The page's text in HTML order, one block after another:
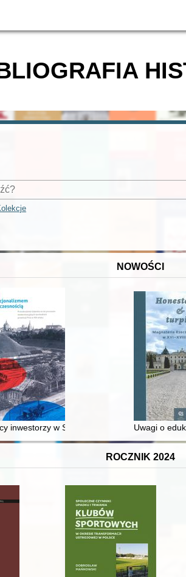
NOWOŚCI
średniowiecza do dziś
inwestorzy w Sopocie : prestiż finansowy i
Uwagi o
ROCZNIK 2024